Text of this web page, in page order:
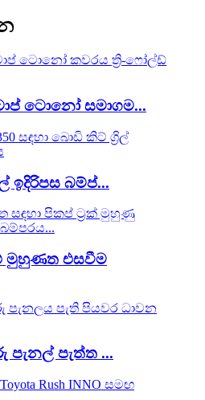
ටොනෝ සමාගම...
ඉදිරිපස බම්ප්...
මුහුණත එසවීම
පැනල් පැත්ත ...